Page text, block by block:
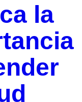
la